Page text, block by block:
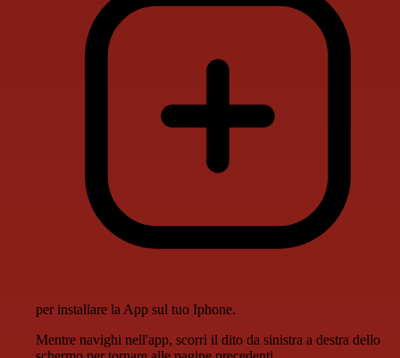
per installare la App sul tuo Iphone.
Mentre navighi nell'app, scorri il dito da sinistra a destra dello